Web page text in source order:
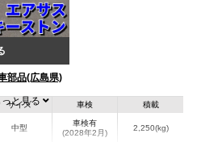
部品(広島県)
サイズ
中型
車検
車検有
(2028年2月)
積載
2,250(kg)
っと見る